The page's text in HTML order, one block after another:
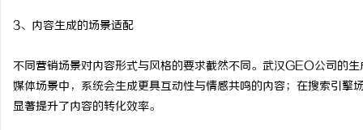
3、内容生成的场景适配
不同营销场景对内容形式与风格的要求截然不同。武汉GEO公司的
媒体场景中，系统会生成更具互动性与情感共鸣的内容；在搜索引
显著提升了内容的转化效率。